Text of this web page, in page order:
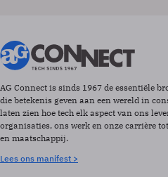
AG Connect is sinds 1967 de essentiële
die betekenis geven aan een wereld in
laten zien hoe tech elk aspect van ons
organisaties, ons werk en onze carrière
en maatschappij.
Lees ons manifest >